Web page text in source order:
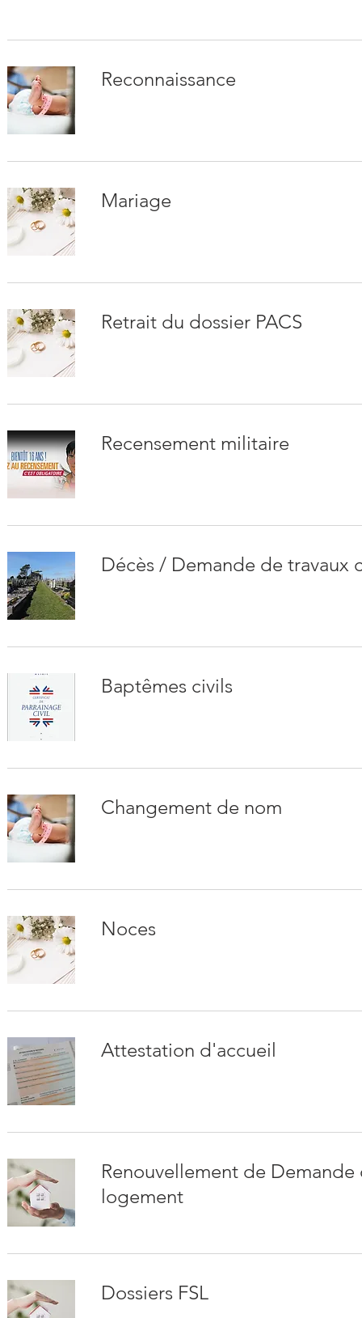
Reconnaissance
Mariage
Retrait du dossier PACS
Recensement militaire
Décès / Demande de travaux
Baptêmes civils
Changement de nom
Noces
Attestation d'accueil
Renouvellement de Demande
logement
Dossiers FSL